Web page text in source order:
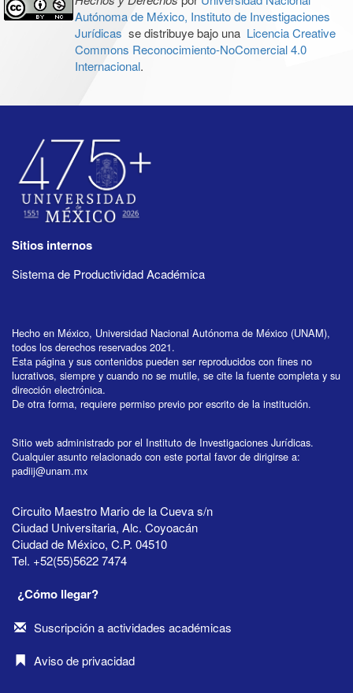
Autónoma de México, Instituto de Investigaciones
Jurídicas se distribuye bajo una Licencia Creative
Commons Reconocimiento-NoComercial 4.0
Internacional.
Sitios internos
Sistema de Productividad Académica
Hecho en México, Universidad Nacional Autónoma de México (UNAM),
todos los derechos reservados 2021.
Esta página y sus contenidos pueden ser reproducidos con fines no
lucrativos, siempre y cuando no se mutile, se cite la fuente completa y su
dirección electrónica.
De otra forma, requiere permiso previo por escrito de la institución.
Sitio web administrado por el Instituto de Investigaciones Jurídicas.
Cualquier asunto relacionado con este portal favor de dirigirse a:
padiij@unam.mx
Circuito Maestro Mario de la Cueva s/n
Ciudad Universitaria, Alc. Coyoacán
Ciudad de México, C.P. 04510
Tel. +52(55)5622 7474
¿Cómo llegar?
Suscripción a actividades académicas
Aviso de privacidad